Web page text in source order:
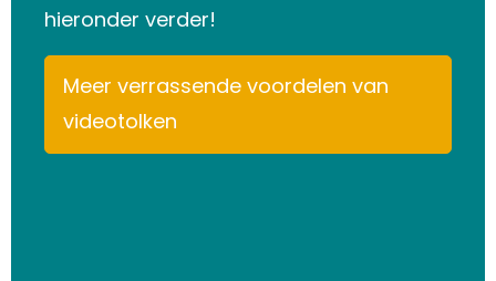
hieronder verder!
Meer verrassende voordelen van
videotolken